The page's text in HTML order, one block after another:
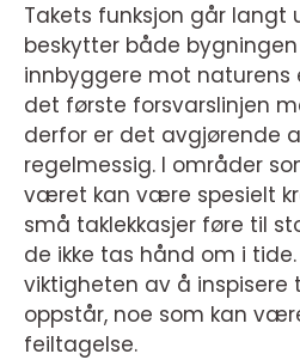
Takets funksjon går langt
beskytter både
innbyggere mot naturens
det første forsvarslinjen
derfor er det avgjørende
regelmessig. I områder
været kan være spesielt
små taklekkasjer føre til
de ikke tas hånd om i
viktigheten av å inspisere
oppstår, noe som kan
feiltagelse.